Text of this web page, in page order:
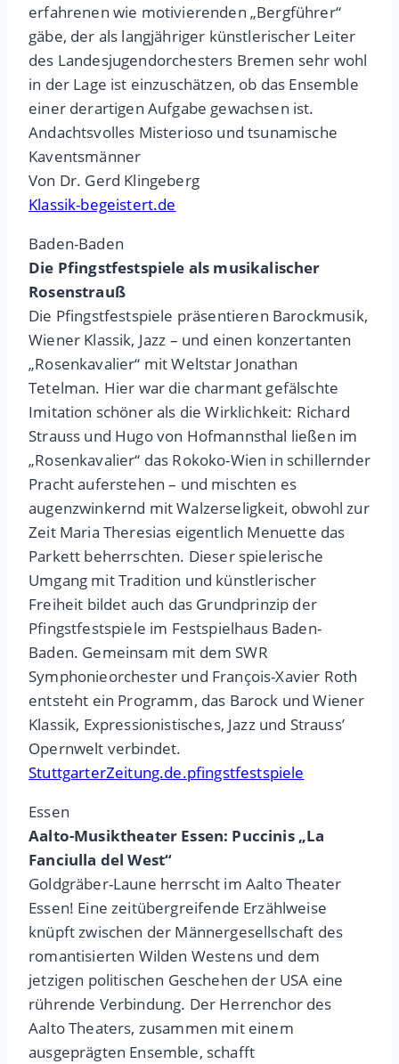
erfahrenen wie motivierenden „Bergführer“
gäbe, der als langjähriger künstlerischer Leiter
des Landesjugendorchesters Bremen sehr wohl
in der Lage ist einzuschätzen, ob das Ensemble
einer derartigen Aufgabe gewachsen ist.
Andachtsvolles Misterioso und tsunamische
Kaventsmänner
Von Dr. Gerd Klingeberg
Klassik-begeistert.de
Baden-Baden
Die Pfingstfestspiele als musikalischer
Rosenstrauß
Die Pfingstfestspiele präsentieren Barockmusik,
Wiener Klassik, Jazz – und einen konzertanten
„Rosenkavalier“ mit Weltstar Jonathan
Tetelman. Hier war die charmant gefälschte
Imitation schöner als die Wirklichkeit: Richard
Strauss und Hugo von Hofmannsthal ließen im
„Rosenkavalier“ das Rokoko-Wien in schillernder
Pracht auferstehen – und mischten es
augenzwinkernd mit Walzerseligkeit, obwohl zur
Zeit Maria Theresias eigentlich Menuette das
Parkett beherrschten. Dieser spielerische
Umgang mit Tradition und künstlerischer
Freiheit bildet auch das Grundprinzip der
Pfingstfestspiele im Festspielhaus Baden-
Baden. Gemeinsam mit dem SWR
Symphonieorchester und François-Xavier Roth
entsteht ein Programm, das Barock und Wiener
Klassik, Expressionistisches, Jazz und Strauss’
Opernwelt verbindet.
StuttgarterZeitung.de.pfingstfestspiele
Essen
Aalto-Musiktheater Essen: Puccinis „La
Fanciulla del West“
Goldgräber-Laune herrscht im Aalto Theater
Essen! Eine zeitübergreifende Erzählweise
knüpft zwischen der Männergesellschaft des
romantisierten Wilden Westens und dem
jetzigen politischen Geschehen der USA eine
rührende Verbindung. Der Herrenchor des
Aalto Theaters, zusammen mit einem
ausgeprägten Ensemble, schafft